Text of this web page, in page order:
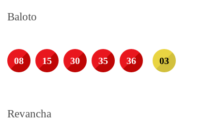
Baloto
08 15 30 35 36 03
Revancha